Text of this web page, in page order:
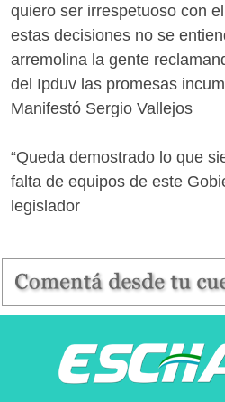
quiero ser irrespetuoso con
estas decisiones no se
arremolina la gente
del Ipduv las promesas
Manifestó Sergio Vallejos
“Queda demostrado lo que
falta de equipos de este
legislador